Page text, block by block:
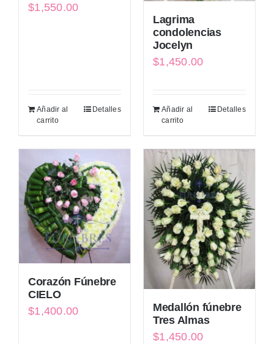
$1,550.00
Añadir al
carrito
Detalles
Lagrima
condolencias
Jocelyn
$1,450.00
Añadir al
carrito
Detalles
Corazón Fúnebre
CIELO
$1,400.00
Medallón fúnebre
Tres Almas
$1,450.00